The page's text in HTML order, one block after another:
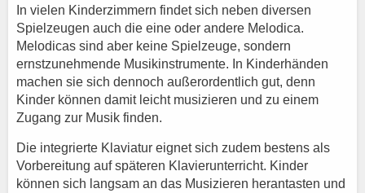
In vielen Kinderzimmern findet sich neben diversen
Spielzeugen auch die eine oder andere Melodica.
Melodicas sind aber keine Spielzeuge, sondern
ernstzunehmende Musikinstrumente. In Kinderhänden
machen sie sich dennoch außerordentlich gut, denn
Kinder können damit leicht musizieren und zu einem
Zugang zur Musik finden.
Die integrierte Klaviatur eignet sich zudem bestens als
Vorbereitung auf späteren Klavierunterricht. Kinder
können sich langsam an das Musizieren herantasten und